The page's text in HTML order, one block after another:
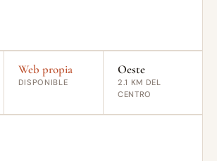
Web propia
DISPONIBLE
Oeste
2.1 KM DEL
CENTRO